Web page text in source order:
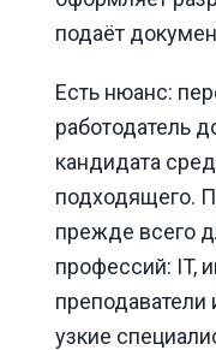
подаёт
Есть нюанс:
работодатель
кандидата
подходящего.
прежде всего
профессий: IT,
узкие